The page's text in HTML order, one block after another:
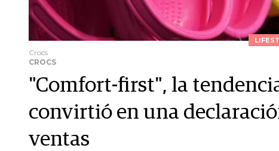
Crocs
CROCS
"Comfort-first", la
convirtió en una
ventas